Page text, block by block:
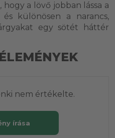
a lövő jobban lássa a
különösen a narancs,
egy sötét háttér
nem értékelte.
írása